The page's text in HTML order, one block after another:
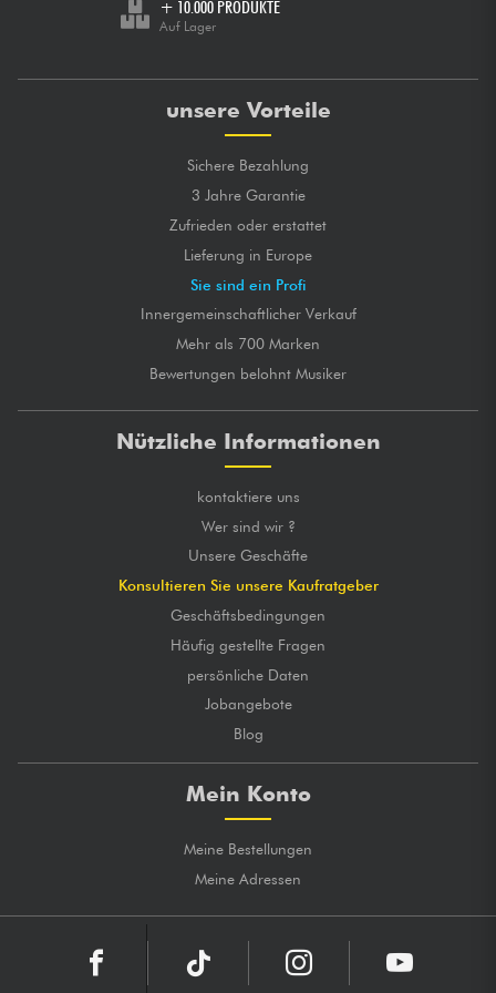
+ 10.000 PRODUKTE
Auf Lager
unsere Vorteile
Sichere Bezahlung
3 Jahre Garantie
Zufrieden oder erstattet
Lieferung in Europe
Sie sind ein Profi
Innergemeinschaftlicher Verkauf
Mehr als 700 Marken
Bewertungen belohnt Musiker
Nützliche Informationen
kontaktiere uns
Wer sind wir ?
Unsere Geschäfte
Konsultieren Sie unsere Kaufratgeber
Geschäftsbedingungen
Häufig gestellte Fragen
persönliche Daten
Jobangebote
Blog
Mein Konto
Meine Bestellungen
Meine Adressen